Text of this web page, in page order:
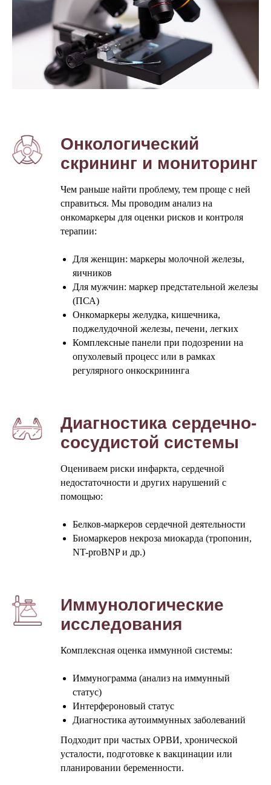
Онкологический
скрининг и мониторинг
Чем раньше найти проблему, тем проще с ней
справиться. Мы проводим анализ на
онкомаркеры для оценки рисков и контроля
терапии:
Для женщин: маркеры молочной железы,
яичников
Для мужчин: маркер предстательной железы
(ПСА)
Онкомаркеры желудка, кишечника,
поджелудочной железы, печени, легких
Комплексные панели при подозрении на
опухолевый процесс или в рамках
регулярного онкоскрининга
Диагностика сердечно-
сосудистой системы
Оцениваем риски инфаркта, сердечной
недостаточности и других нарушений с
помощью:
Белков-маркеров сердечной деятельности
Биомаркеров некроза миокарда (тропонин,
NT-proBNP и др.)
Иммунологические
исследования
Комплексная оценка иммунной системы:
Иммунограмма (анализ на иммунный
статус)
Интерфероновый статус
Диагностика аутоиммунных заболеваний
Подходит при частых ОРВИ, хронической
усталости, подготовке к вакцинации или
планировании беременности.